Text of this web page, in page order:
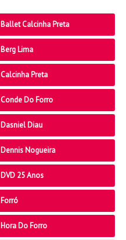
Ballet Calcinha Preta
Berg Lima
Calcinha Preta
Conde Do Forro
Dasniel Diau
Dennis Nogueira
DVD 25 Anos
Forró
Hora Do Forro